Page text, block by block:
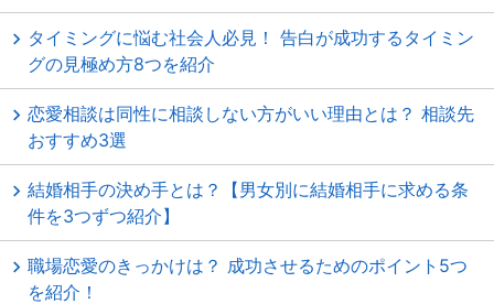
タイミングに悩む社会人必見！ 告白が成功するタイミン
グの見極め方8つを紹介
恋愛相談は同性に相談しない方がいい理由とは？ 相談先
おすすめ3選
結婚相手の決め手とは？【男女別に結婚相手に求める条
件を3つずつ紹介】
職場恋愛のきっかけは？ 成功させるためのポイント5つ
を紹介！